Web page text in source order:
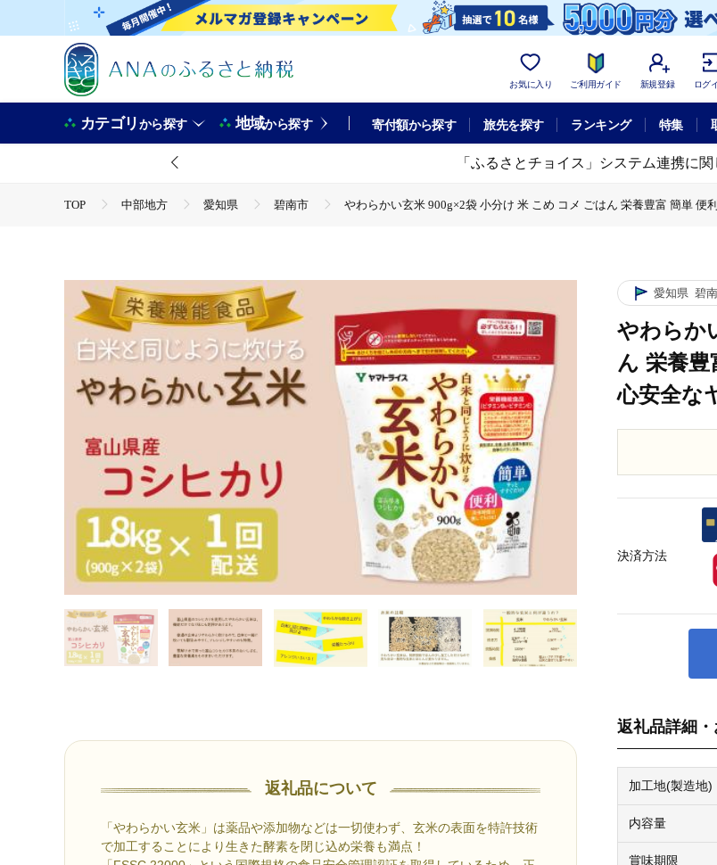
お気に入り ご利用ガイド 新規登録 ログ
カテゴリから探す 地域から探す 寄付額から探す 旅先を探す ランキング 特集
「ふるさとチョイス」システム連携に関
TOP 中部地方 愛知県 碧南市 やわらかい玄米 900g×2袋 小分け 米 こめ コメ ごはん 栄養豊富 簡単
返礼品について
「やわらかい玄米」は薬品や添加物などは一切使わず、玄米の表面を特許技術
で加工することにより生きた酵素を閉じ込め栄養も満点！
愛知県 碧
やわらか
ん 栄養
心安全な
返礼品詳細
加工地(製造地)
内容量
賞味期限
決済方法